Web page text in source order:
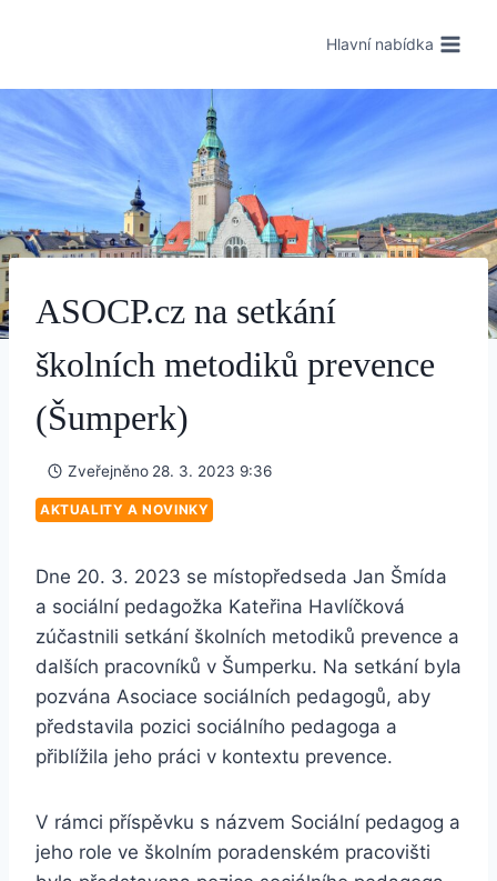
Hlavní nabídka
ASOCP.cz na setkání
školních metodiků prevence
(Šumperk)
Zveřejněno 28. 3. 2023 9:36
AKTUALITY A NOVINKY
Dne 20. 3. 2023 se místopředseda Jan Šmída
a sociální pedagožka Kateřina Havlíčková
zúčastnili setkání školních metodiků prevence a
dalších pracovníků v Šumperku. Na setkání byla
pozvána Asociace sociálních pedagogů, aby
představila pozici sociálního pedagoga a
přiblížila jeho práci v kontextu prevence.
V rámci příspěvku s názvem Sociální pedagog a
jeho role ve školním poradenském pracovišti